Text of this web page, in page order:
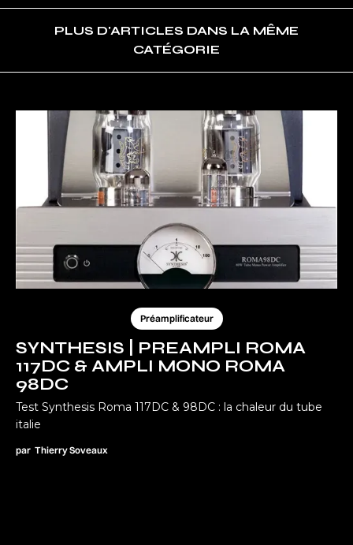
PLUS D'ARTICLES DANS LA MÊME
CATÉGORIE
Préamplificateur
SYNTHESIS | PREAMPLI ROMA
117DC & AMPLI MONO ROMA
98DC
Test Synthesis Roma 117DC & 98DC : la chaleur du tube
italie
par Thierry Soveaux